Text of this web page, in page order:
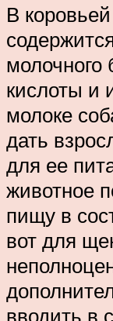
В
кислоты и
молоке
дать
для ее
животное
пищу в
вот для
вводить в